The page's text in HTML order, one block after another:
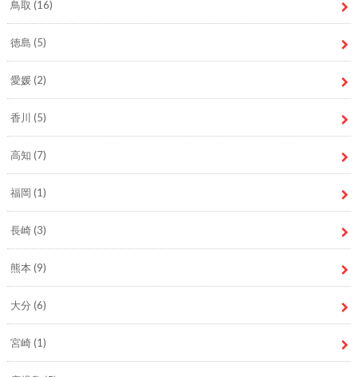
鳥取 (16)
徳島 (5)
愛媛(2)
香川 (5)
高知 (7)
福岡 (1)
長崎(3)
熊本 (9)
大分 (6)
宮崎(1)